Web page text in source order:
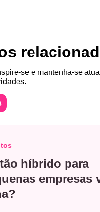
se e mantenha-se
híbrido para
empresas